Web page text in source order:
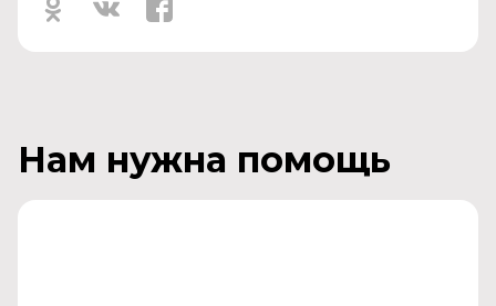
Нам нужна помощь